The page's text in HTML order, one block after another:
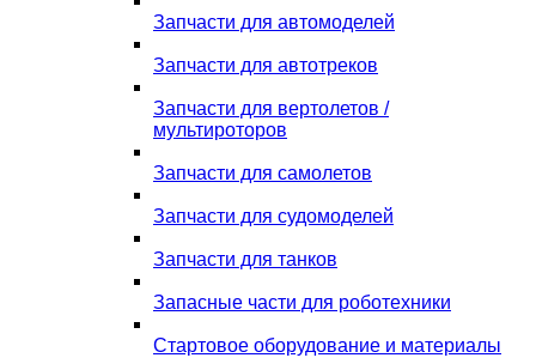
Запчасти для автомоделей
Запчасти для автотреков
Запчасти для вертолетов /
мультироторов
Запчасти для самолетов
Запчасти для судомоделей
Запчасти для танков
Запасные части для роботехники
Стартовое оборудование и материалы